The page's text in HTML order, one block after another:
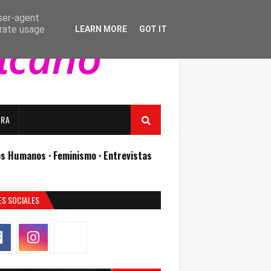
Humanos · Feminismo · Entrevistas
SOCIALES
agent
usage
LEARN MORE GOT IT